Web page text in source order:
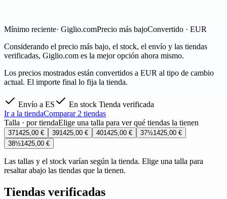
Mínimo reciente· Giglio.comPrecio más bajoConvertido · EUR
Considerando el precio más bajo, el stock, el envío y las tiendas
verificadas, Giglio.com es la mejor opción ahora mismo.
Los precios mostrados están convertidos a EUR al tipo de cambio
actual. El importe final lo fija la tienda.
Envío a ES En stock Tienda verificada
Ir a la tiendaComparar 2 tiendas
Talla · por tiendaElige una talla para ver qué tiendas la tienen
371425,00 € 391425,00 € 401425,00 € 37½1425,00 €
38½1425,00 €
Las tallas y el stock varían según la tienda. Elige una talla para
resaltar abajo las tiendas que la tienen.
Tiendas verificadas